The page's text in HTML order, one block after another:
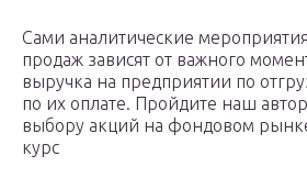
Сами аналитические
продаж зависят от важного
выручка на предприятии по
по их оплате. Пройдите наш
выбору акций на фондовом
курс